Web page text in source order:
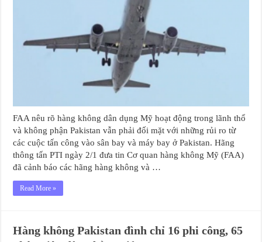
FAA nêu rõ hàng không dân dụng Mỹ hoạt động trong lãnh thổ
và không phận Pakistan vẫn phải đối mặt với những rủi ro từ
các cuộc tấn công vào sân bay và máy bay ở Pakistan. Hãng
thông tấn PTI ngày 2/1 đưa tin Cơ quan hàng không Mỹ (FAA)
đã cảnh báo các hãng hàng không và …
Read More »
Hàng không Pakistan đình chỉ 16 phi công, 65